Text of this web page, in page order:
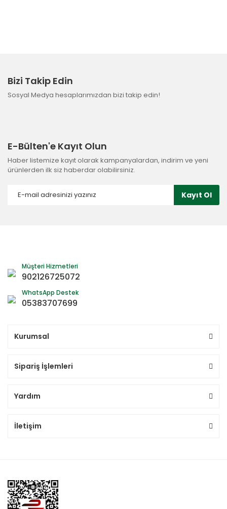
Bizi Takip Edin
Sosyal Medya hesaplarımızdan bizi takip edin!
E-Bülten'e Kayıt Olun
Haber listemize kayıt olarak kampanyalardan, indirim ve yeni
ürünlerden ilk siz haberdar olabilirsiniz.
Kayıt Ol
Müşteri Hizmetleri
902126725072
WhatsApp Destek
05383707699
Kurumsal
Sipariş İşlemleri
Yardım
İletişim